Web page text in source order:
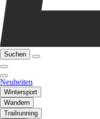
Suchen
Neuheiten
Wintersport
Wandern
Trailrunning